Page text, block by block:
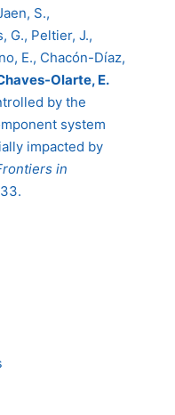
S.,
G., Peltier, J.,
E., Chacón-Díaz,
Olarte, E.
by the
system
impacted by
in